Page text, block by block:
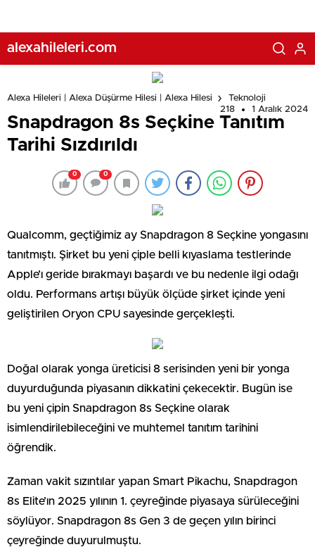
alexahileleri.com
Alexa Hileleri | Alexa Düşürme Hilesi | Alexa Hilesi
Teknoloji
218
1 Aralık 2024
Snapdragon 8s Seçkine Tanıtım
Tarihi Sızdırıldı
0 0
Qualcomm, geçtiğimiz ay Snapdragon 8 Seçkine yongasını
tanıtmıştı. Şirket bu yeni çiple belli kıyaslama testlerinde
Apple’ı geride bırakmayı başardı ve bu nedenle ilgi odağı
oldu. Performans artışı büyük ölçüde şirket içinde yeni
geliştirilen Oryon CPU sayesinde gerçekleşti.
Doğal olarak yonga üreticisi 8 serisinden yeni bir yonga
duyurduğunda piyasanın dikkatini çekecektir. Bugün ise
bu yeni çipin Snapdragon 8s Seçkine olarak
isimlendirilebileceğini ve muhtemel tanıtım tarihini
öğrendik.
Zaman vakit sızıntılar yapan Smart Pikachu, Snapdragon
8s Elite’ın 2025 yılının 1. çeyreğinde piyasaya sürüleceğini
söylüyor. Snapdragon 8s Gen 3 de geçen yılın birinci
çeyreğinde duyurulmuştu.